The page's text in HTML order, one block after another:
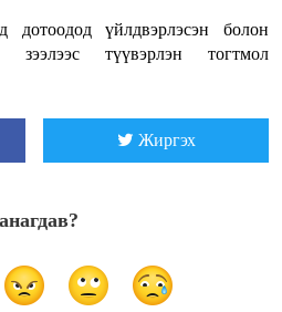
дотоодод үйлдвэрлэсэн болон
түүвэрлэн тогтмол
Жиргэх